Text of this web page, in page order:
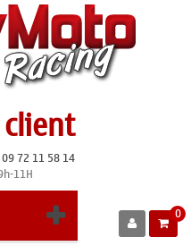
09 72 11 58 14
11H
0